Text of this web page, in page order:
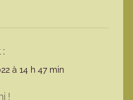
à 14 h 47 min
!